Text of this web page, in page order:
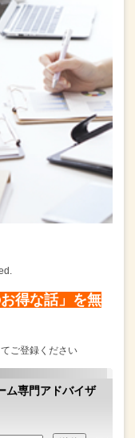
得な話」を無
ご登録ください
ム専門アドバイザ